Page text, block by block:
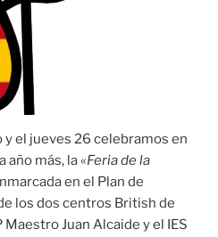
y el jueves 26 celebramos en
año más, la «Feria de la
en el Plan de
los dos centros British de
Juan Alcaide y el IES